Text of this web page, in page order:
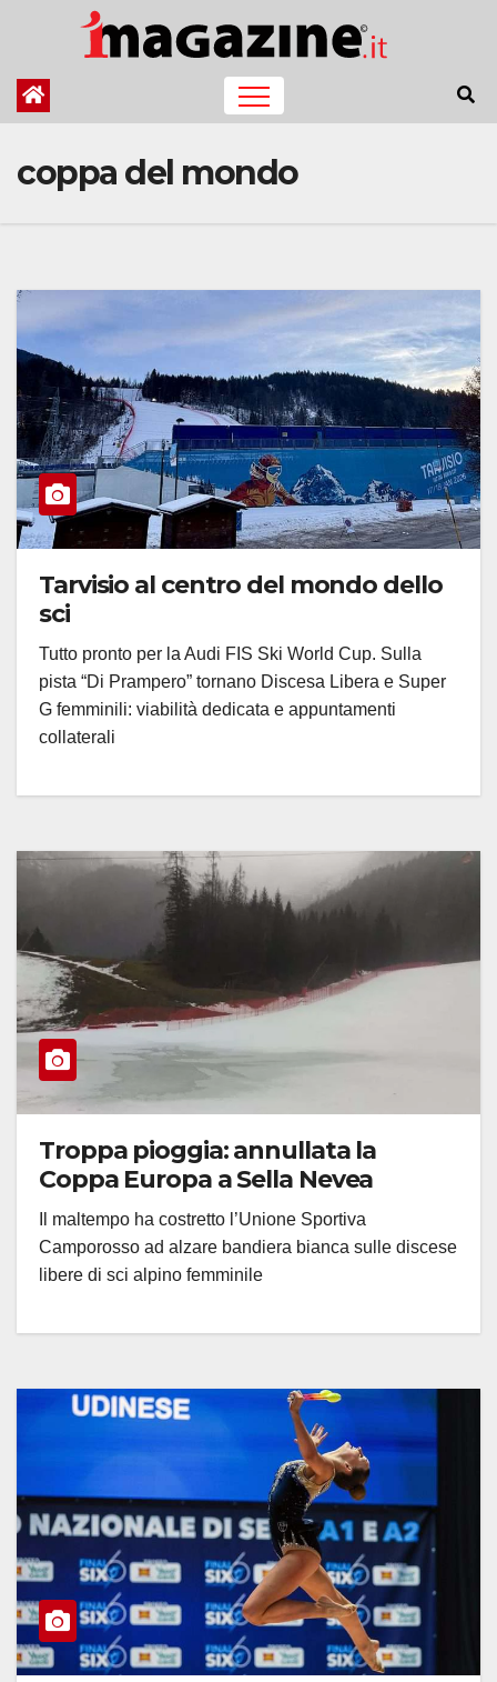
contenuto
coppa del mondo
Tarvisio al centro del mondo dello
sci
Tutto pronto per la Audi FIS Ski World Cup. Sulla
pista “Di Prampero” tornano Discesa Libera e Super
G femminili: viabilità dedicata e appuntamenti
collaterali
Troppa pioggia: annullata la
Coppa Europa a Sella Nevea
Il maltempo ha costretto l’Unione Sportiva
Camporosso ad alzare bandiera bianca sulle discese
libere di sci alpino femminile